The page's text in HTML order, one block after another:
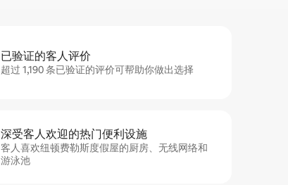
已验证的客人评价
超过 1,190 条已验证的评价可帮助你做出选择
深受客人欢迎的热门便利设施
客人喜欢纽顿费勒斯度假屋的厨房、无线网络和
游泳池